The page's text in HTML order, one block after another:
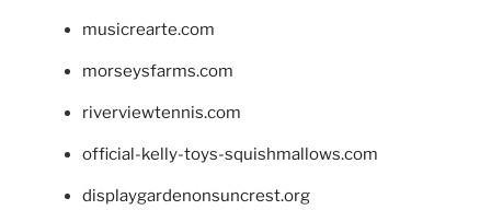
musicrearte.com
morseysfarms.com
riverviewtennis.com
official-kelly-toys-squishmallows.com
displaygardenonsuncrest.org